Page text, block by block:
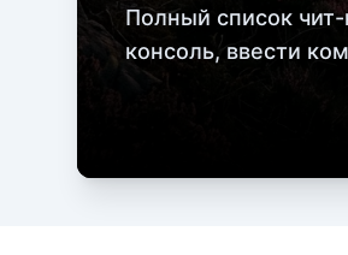
Полный список
консоль, ввести